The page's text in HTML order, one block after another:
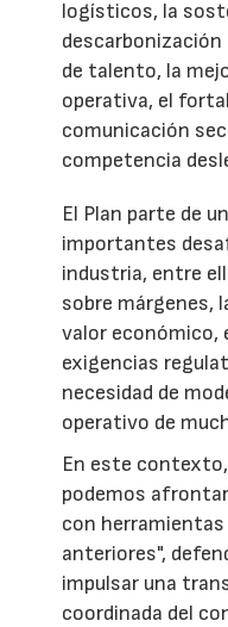
logísticos, la
de talento, la
operativa, el
comunicación
competencia
El Plan parte de
importantes
industria, entre
sobre márgenes,
valor económico,
exigencias
necesidad de
operativo de
En este
podemos
con herramientas
anteriores",
impulsar una
coordinada del